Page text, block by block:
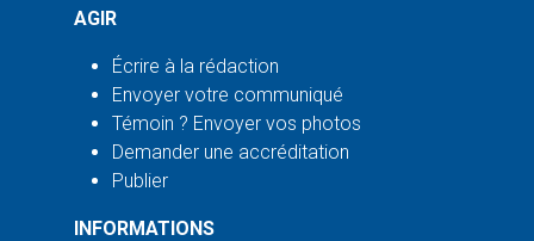
AGIR
Écrire à la rédaction
Envoyer votre communiqué
Témoin ? Envoyer vos photos
Demander une accréditation
Publier
INFORMATIONS